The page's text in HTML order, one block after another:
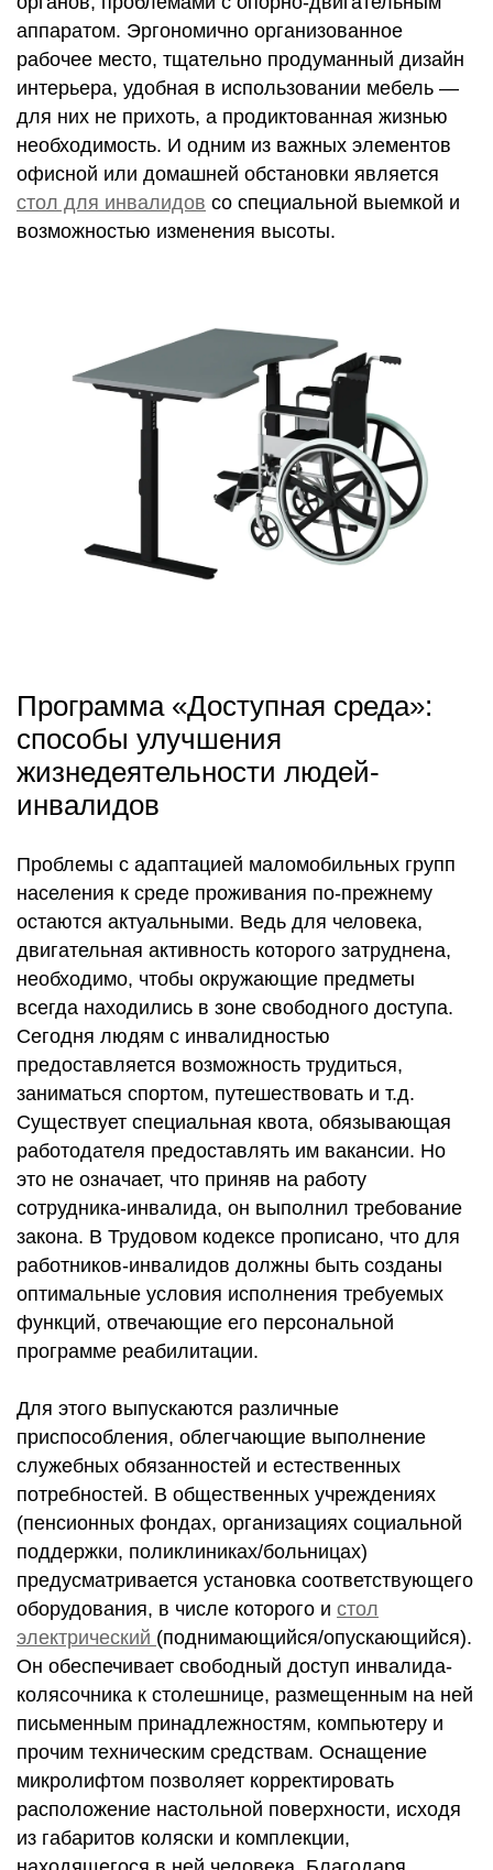
аппаратом. Эргономично организованное
рабочее место, тщательно продуманный дизайн
интерьера, удобная в использовании мебель ―
для них не прихоть, а продиктованная жизнью
необходимость. И одним из важных элементов
офисной или домашней обстановки является
стол для инвалидов со специальной выемкой и
возможностью изменения высоты.
Программа «Доступная среда»:
способы улучшения
жизнедеятельности людей-
инвалидов
Проблемы с адаптацией маломобильных групп
населения к среде проживания по-прежнему
остаются актуальными. Ведь для человека,
двигательная активность которого затруднена,
необходимо, чтобы окружающие предметы
всегда находились в зоне свободного доступа.
Сегодня людям с инвалидностью
предоставляется возможность трудиться,
заниматься спортом, путешествовать и т.д.
Существует специальная квота, обязывающая
работодателя предоставлять им вакансии. Но
это не означает, что приняв на работу
сотрудника-инвалида, он выполнил требование
закона. В Трудовом кодексе прописано, что для
работников-инвалидов должны быть созданы
оптимальные условия исполнения требуемых
функций, отвечающие его персональной
программе реабилитации.
Для этого выпускаются различные
приспособления, облегчающие выполнение
служебных обязанностей и естественных
потребностей. В общественных учреждениях
(пенсионных фондах, организациях социальной
поддержки, поликлиниках/больницах)
предусматривается установка соответствующего
оборудования, в числе которого и стол
электрический (поднимающийся/опускающийся).
Он обеспечивает свободный доступ инвалида-
колясочника к столешнице, размещенным на ней
письменным принадлежностям, компьютеру и
прочим техническим средствам. Оснащение
микролифтом позволяет корректировать
расположение настольной поверхности, исходя
из габаритов коляски и комплекции,